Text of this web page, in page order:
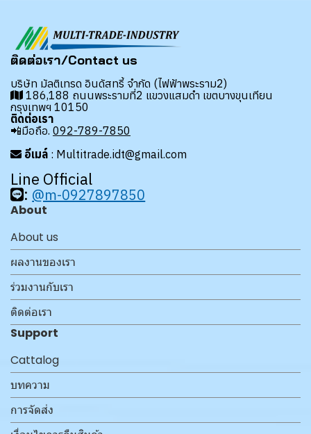
ติดต่อเรา/Contact us
บริษัท มัลติเทรด อินดัสทรี้ จำกัด (ไฟฟ้าพระราม2)
186,188 ถนนพระรามที่2 แขวงแสมดำ เขตบางขุนเทียน
กรุงเทพฯ 10150
ติดต่อเรา
📲มือถือ. 092-789-7850
อีเมล์ : Multitrade.idt@gmail.com
Line Official
: @m-0927897850
About
About us
ผลงานของเรา
ร่วมงานกับเรา
ติดต่อเรา
Support
Cattalog
บทความ
การจัดส่ง